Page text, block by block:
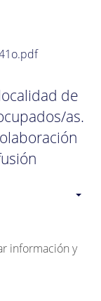
de
as.
información y